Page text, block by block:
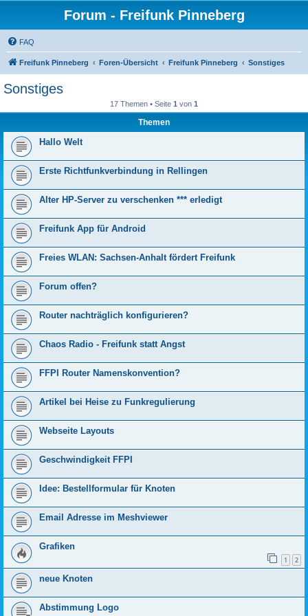
Forum - Freifunk Pinneberg
FAQ
Freifunk Pinneberg Foren-Übersicht Freifunk Pinneberg Sonstiges
Sonstiges
17 Themen • Seite 1 von 1
Themen
Hallo Welt
Erste Richtfunkverbindung in Rellingen
Alter HP-Server zu verschenken *** erledigt
Freifunk App für Android
Freies WLAN: Sachsen-Anhalt fördert Freifunk
Forum offen?
Router nachträglich konfigurieren?
Chaos Radio - Freifunk statt Angst
FFPI Router Namenskonvention?
Artikel bei Heise zu Funkregulierung
Webseite Layouts
Geschwindigkeit FFPI
Idee: Bestellformular für Knoten
Email Adresse im Meshviewer
Grafiken
1 2
neue Knoten
Abstimmung Logo